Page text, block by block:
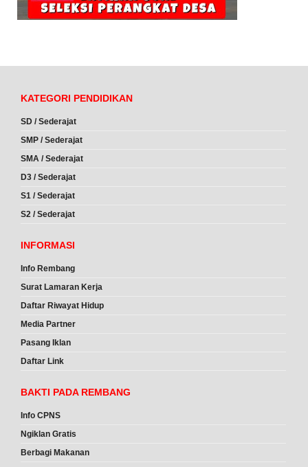
KATEGORI PENDIDIKAN
SD / Sederajat
SMP / Sederajat
SMA / Sederajat
D3 / Sederajat
S1 / Sederajat
S2 / Sederajat
INFORMASI
Info Rembang
Surat Lamaran Kerja
Daftar Riwayat Hidup
Media Partner
Pasang Iklan
Daftar Link
BAKTI PADA REMBANG
Info CPNS
Ngiklan Gratis
Berbagi Makanan